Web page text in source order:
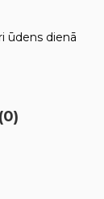
ūdens dienā